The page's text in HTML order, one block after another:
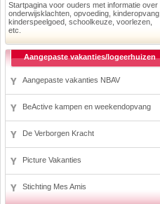
Startpagina voor ouders met informatie over
onderwijsklachten, opvoeding, kinderopvang,
kinderspeelgoed, schoolkeuze, voorlezen,
etc.
Aangepaste vakanties/logeerhuizen
Aangepaste vakanties NBAV
BeActive kampen en weekendopvang
De Verborgen Kracht
Picture Vakanties
Stichting Mes Amis